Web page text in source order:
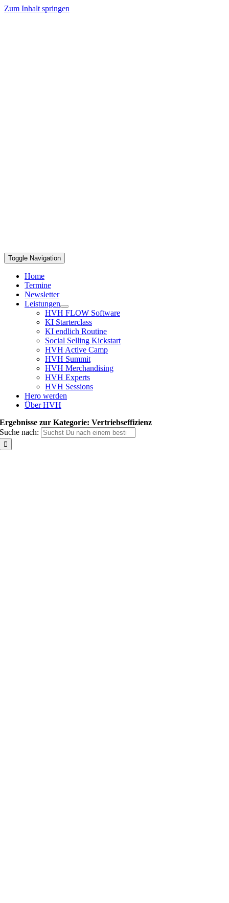
Zum Inhalt springen
Toggle Navigation
Home
Termine
Newsletter
Leistungen
HVH FLOW Software
KI Starterclass
KI endlich Routine
Social Selling Kickstart
HVH Active Camp
HVH Summit
HVH Merchandising
HVH Experts
HVH Sessions
Hero werden
Über HVH
Ergebnisse zur Kategorie: Vertriebseffizienz
Suche nach: